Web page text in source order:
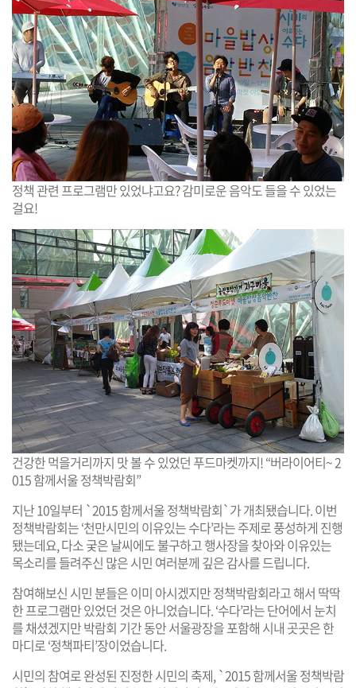
정책 관련 프로그램만 있었냐고요? 감미로운 음악도 들을 수 있었는
걸요!
건강한 먹을거리까지 맛 볼 수 있었던 푸드마켓까지! “버라이어티~ 2
015 함께서울 정책박람회”
지난 10일부터 `2015 함께서울 정책박람회`가 개최됐습니다. 이번
정책박람회는 ‘천만시민의 이유있는 수다’라는 주제로 풍성하게 진행
됐는데요, 다소 궂은 날씨에도 불구하고 행사장을 찾아와 이유있는
목소리를 들려주신 많은 시민 여러분께 깊은 감사를 드립니다.
참여해보신 시민 분들은 이미 아시겠지만 정책박람회라고 해서 딱딱
한 프로그램만 있었던 것은 아니었습니다. ‘수다’라는 단어에서 눈치
를 채셨겠지만 박람회 기간 동안 서울광장을 포함해 시내 곳곳은 한
마디로 ‘정책파티’장이었습니다.
시민의 참여로 완성된 진정한 시민의 축제, `2015 함께서울 정책박람